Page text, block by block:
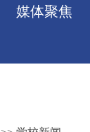
媒体聚焦